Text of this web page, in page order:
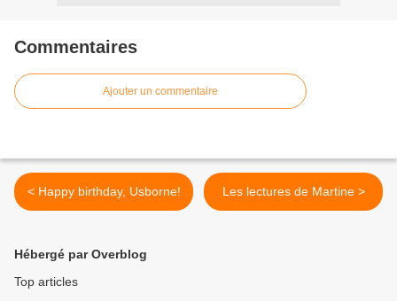
Commentaires
Ajouter un commentaire
< Happy birthday, Usborne! Les lectures de Martine >
Hébergé par Overblog
Top articles